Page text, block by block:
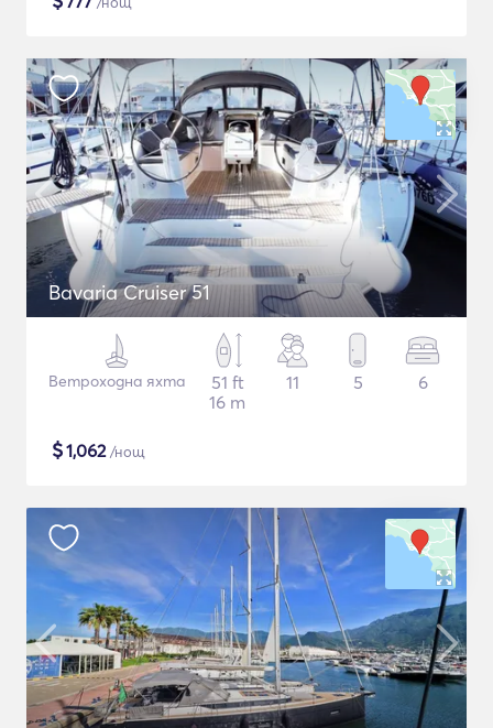
Bavaria Cruiser 51
Ветроходна яхта
51 ft
16 m
11 5 6
$1,062/нощ